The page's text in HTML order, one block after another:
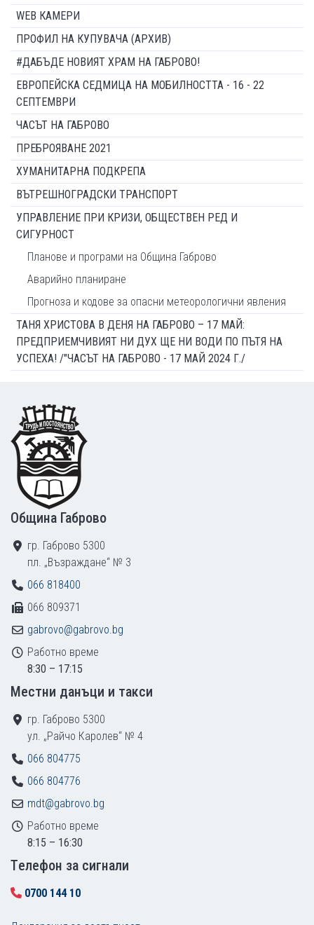
WEB КАМЕРИ
ПРОФИЛ НА КУПУВАЧА (АРХИВ)
#ДАБЪДЕ НОВИЯТ ХРАМ НА ГАБРОВО!
ЕВРОПЕЙСКА СЕДМИЦА НА МОБИЛНОСТТА - 16 - 22
СЕПТЕМВРИ
ЧАСЪТ НА ГАБРОВО
ПРЕБРОЯВАНЕ 2021
ХУМАНИТАРНА ПОДКРЕПА
ВЪТРЕШНОГРАДСКИ ТРАНСПОРТ
УПРАВЛЕНИЕ ПРИ КРИЗИ, ОБЩЕСТВЕН РЕД И
СИГУРНОСТ
Планове и програми на Община Габрово
Аварийно планиране
Прогноза и кодове за опасни метеорологични явления
ТАНЯ ХРИСТОВА В ДЕНЯ НА ГАБРОВО – 17 МАЙ:
ПРЕДПРИЕМЧИВИЯТ НИ ДУХ ЩЕ НИ ВОДИ ПО ПЪТЯ НА
УСПЕХА! /"ЧАСЪТ НА ГАБРОВО - 17 МАЙ 2024 Г./
Footer
Община Габрово
гр. Габрово 5300
пл. „Възраждане“ № 3
066 818400
066 809371
gabrovo@gabrovo.bg
Работно време
8:30 – 17:15
Местни данъци и такси
гр. Габрово 5300
ул. „Райчо Каролев“ № 4
066 804775
066 804776
mdt@gabrovo.bg
Работно време
8:15 – 16:30
Tелефон за сигнали
0700 144 10